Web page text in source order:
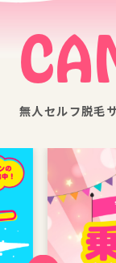
無人セルフ脱毛